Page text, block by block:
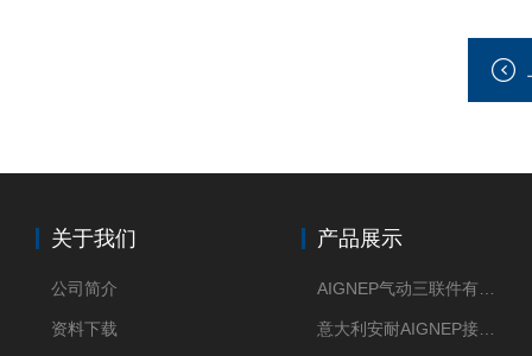
关于我们
公司简介
资料下载
产品展示